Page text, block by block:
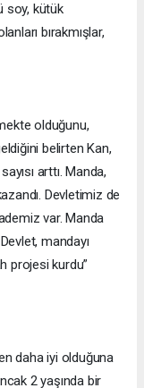
soy, kütük
bırakmışlar,
olduğunu,
belirten Kan,
arttı. Manda,
Devletimiz de
var. Manda
mandayı
projesi kurdu”
daha iyi olduğuna
2 yaşında bir